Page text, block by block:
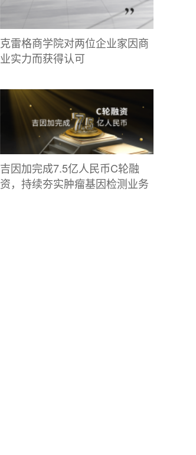
克雷格商学院对两位企业家因商
业实力而获得认可
吉因加完成7.5亿人民币C轮融
资，持续夯实肿瘤基因检测业务